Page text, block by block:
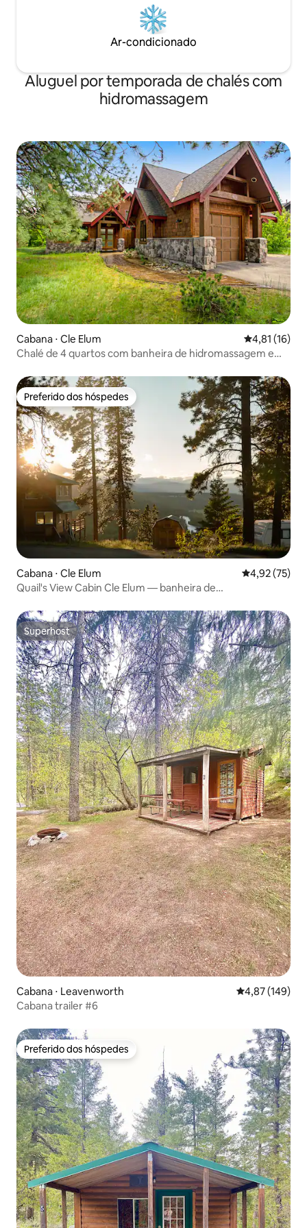
Ar-condicionado
Aluguel por temporada de chalés com
hidromassagem
Cabana ⋅ Cle Elum 4,81 de uma
4,81 (16)
Chalé de 4 quartos com banheira de hidromassagem e
Preferido dos hóspedes
Preferido dos hóspedes
Cabana ⋅ Cle Elum 4,92 de uma
4,92 (75)
Quail's View Cabin Cle Elum — banheira de
Superhost
Superhost
Cabana ⋅ Leavenworth 4,87 de uma
4,87 (149)
Cabana trailer #6
Preferido dos hóspedes
Preferido dos hóspedes